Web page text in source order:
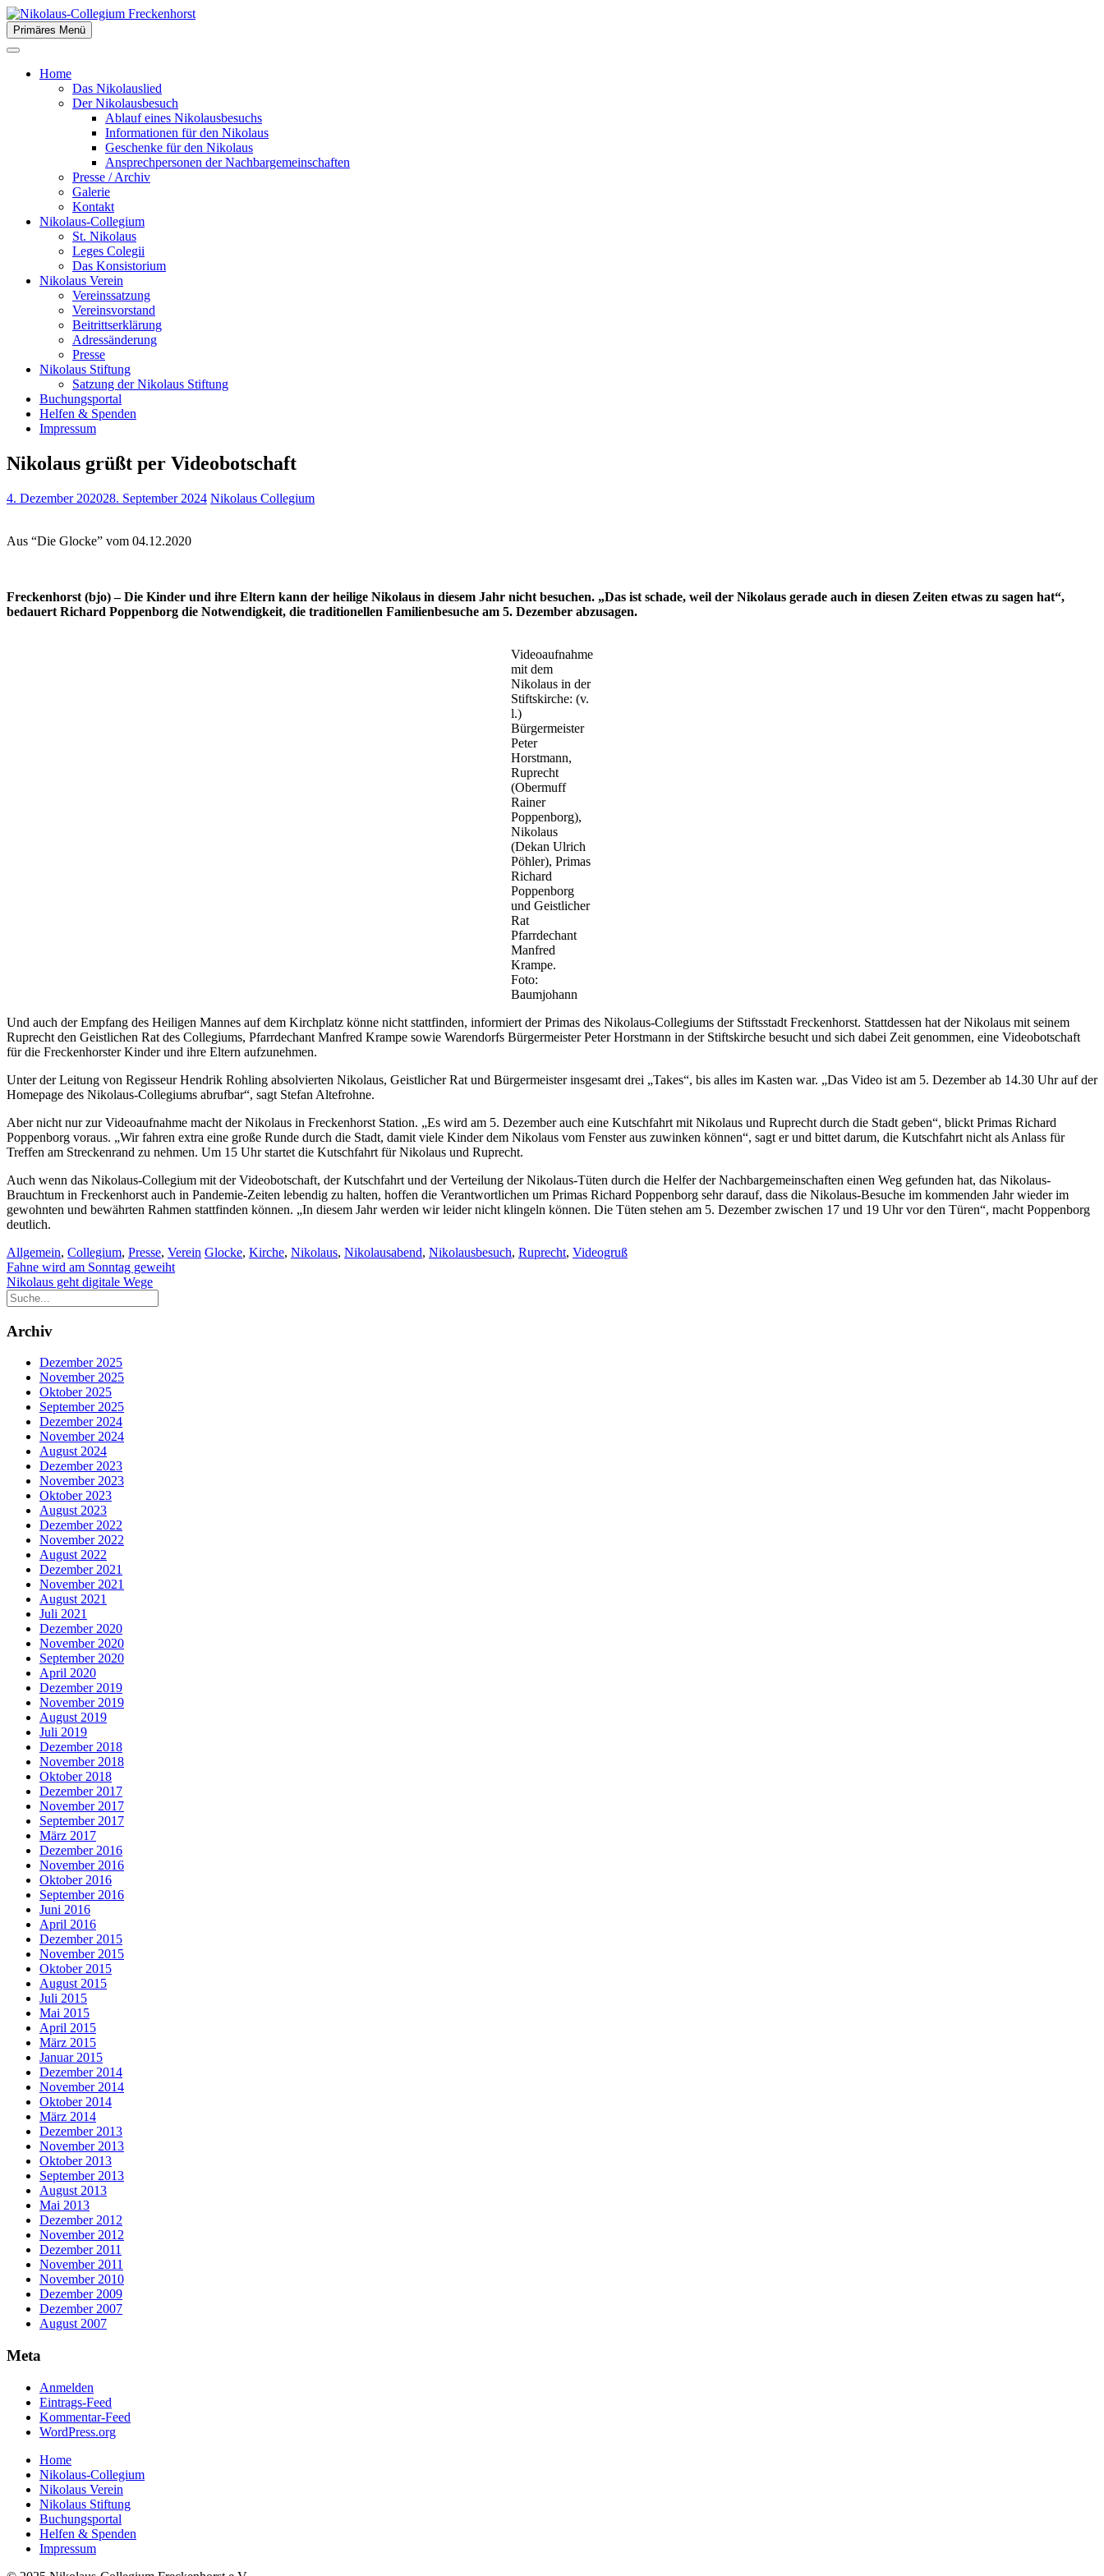
Zum
Inhalt
springen
Nikolaus-Collegium Freckenhorst
der Stiftsstadt Freckenhorst e.V.
Primäres Menü
Home
Das Nikolauslied
Der Nikolausbesuch
Ablauf eines Nikolausbesuchs
Informationen für den Nikolaus
Geschenke für den Nikolaus
Ansprechpersonen der Nachbargemeinschaften
Presse / Archiv
Galerie
Kontakt
Nikolaus-Collegium
St. Nikolaus
Leges Colegii
Das Konsistorium
Nikolaus Verein
Vereinssatzung
Vereinsvorstand
Beitrittserklärung
Adressänderung
Presse
Nikolaus Stiftung
Satzung der Nikolaus Stiftung
Buchungsportal
Helfen & Spenden
Impressum
Nikolaus grüßt per Videobotschaft
4. Dezember 202028. September 2024 Nikolaus Collegium
Aus “Die Glocke” vom 04.12.2020
Freckenhorst (bjo) – Die Kinder und ihre Eltern kann der heilige Nikolaus in diesem Jahr nicht besuchen. „Das ist schade, weil der Nikolaus gerade auch in diesen Zeiten etwas zu sagen hat“,
bedauert Richard Poppenborg die Notwendigkeit, die traditionellen Familienbesuche am 5. Dezember abzusagen.
Videoaufnahme
mit dem
Nikolaus in der
Stiftskirche: (v.
l.)
Bürgermeister
Peter
Horstmann,
Ruprecht
(Obermuff
Rainer
Poppenborg),
Nikolaus
(Dekan Ulrich
Pöhler), Primas
Richard
Poppenborg
und Geistlicher
Rat
Pfarrdechant
Manfred
Krampe.
Foto:
Baumjohann
Und auch der Empfang des Heiligen Mannes auf dem Kirchplatz könne nicht stattfinden, informiert der Primas des Nikolaus-Collegiums der Stiftsstadt Freckenhorst. Stattdessen hat der Nikolaus mit seinem
Ruprecht den Geistlichen Rat des Collegiums, Pfarrdechant Manfred Krampe sowie Warendorfs Bürgermeister Peter Horstmann in der Stiftskirche besucht und sich dabei Zeit genommen, eine Videobotschaft
für die Freckenhorster Kinder und ihre Eltern aufzunehmen.
Unter der Leitung von Regisseur Hendrik Rohling absolvierten Nikolaus, Geistlicher Rat und Bürgermeister insgesamt drei „Takes“, bis alles im Kasten war. „Das Video ist am 5. Dezember ab 14.30 Uhr auf der
Homepage des Nikolaus-Collegiums abrufbar“, sagt Stefan Altefrohne.
Aber nicht nur zur Videoaufnahme macht der Nikolaus in Freckenhorst Station. „Es wird am 5. Dezember auch eine Kutschfahrt mit Nikolaus und Ruprecht durch die Stadt geben“, blickt Primas Richard
Poppenborg voraus. „Wir fahren extra eine große Runde durch die Stadt, damit viele Kinder dem Nikolaus vom Fenster aus zuwinken können“, sagt er und bittet darum, die Kutschfahrt nicht als Anlass für
Treffen am Streckenrand zu nehmen. Um 15 Uhr startet die Kutschfahrt für Nikolaus und Ruprecht.
Auch wenn das Nikolaus-Collegium mit der Videobotschaft, der Kutschfahrt und der Verteilung der Nikolaus-Tüten durch die Helfer der Nachbargemeinschaften einen Weg gefunden hat, das Nikolaus-
Brauchtum in Freckenhorst auch in Pandemie-Zeiten lebendig zu halten, hoffen die Verantwortlichen um Primas Richard Poppenborg sehr darauf, dass die Nikolaus-Besuche im kommenden Jahr wieder im
gewohnten und bewährten Rahmen stattfinden können. „In diesem Jahr werden wir leider nicht klingeln können. Die Tüten stehen am 5. Dezember zwischen 17 und 19 Uhr vor den Türen“, macht Poppenborg
deutlich.
Allgemein, Collegium, Presse, Verein Glocke, Kirche, Nikolaus, Nikolausabend, Nikolausbesuch, Ruprecht, Videogruß
Beitragsnavigation
Fahne wird am Sonntag geweiht
Nikolaus geht digitale Wege
Archiv
Dezember 2025
November 2025
Oktober 2025
September 2025
Dezember 2024
November 2024
August 2024
Dezember 2023
November 2023
Oktober 2023
August 2023
Dezember 2022
November 2022
August 2022
Dezember 2021
November 2021
August 2021
Juli 2021
Dezember 2020
November 2020
September 2020
April 2020
Dezember 2019
November 2019
August 2019
Juli 2019
Dezember 2018
November 2018
Oktober 2018
Dezember 2017
November 2017
September 2017
März 2017
Dezember 2016
November 2016
Oktober 2016
September 2016
Juni 2016
April 2016
Dezember 2015
November 2015
Oktober 2015
August 2015
Juli 2015
Mai 2015
April 2015
März 2015
Januar 2015
Dezember 2014
November 2014
Oktober 2014
März 2014
Dezember 2013
November 2013
Oktober 2013
September 2013
August 2013
Mai 2013
Dezember 2012
November 2012
Dezember 2011
November 2011
November 2010
Dezember 2009
Dezember 2007
August 2007
Meta
Anmelden
Eintrags-Feed
Kommentar-Feed
WordPress.org
Home
Nikolaus-Collegium
Nikolaus Verein
Nikolaus Stiftung
Buchungsportal
Helfen & Spenden
Impressum